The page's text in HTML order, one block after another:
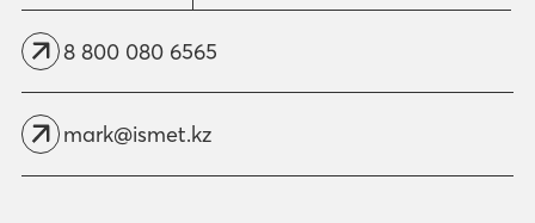
8 800 080 6565
mark@ismet.kz